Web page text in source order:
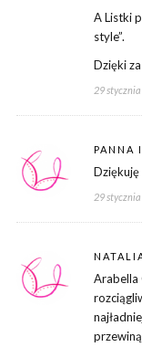
A Listki
style”.
Dzięki
29
PANNA
29
Arabella